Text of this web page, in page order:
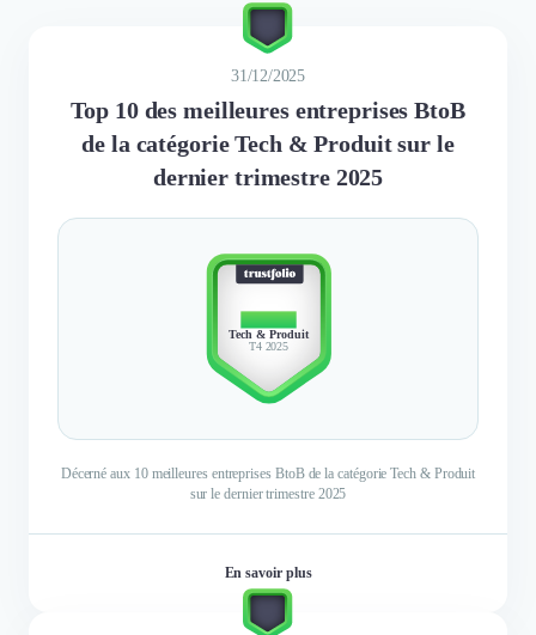
31/12/2025
Top 10 des meilleures entreprises BtoB
de la catégorie Tech & Produit sur le
dernier trimestre 2025
TOP 10
Tech & Produit
T4 2025
Décerné aux 10 meilleures entreprises BtoB de la catégorie Tech & Produit
sur le dernier trimestre 2025
En savoir plus